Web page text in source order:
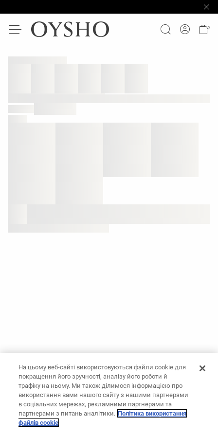
На цьому веб-сайті використовуються файли cookie для
покращення його зручності, аналізу його роботи й
трафіку на ньому. Ми також ділимося інформацією про
використання вами нашого сайту з нашими партнерами
в соціальних мережах, рекламними партнерами та
партнерами з питань аналітики. Політика використання
файлів cookie